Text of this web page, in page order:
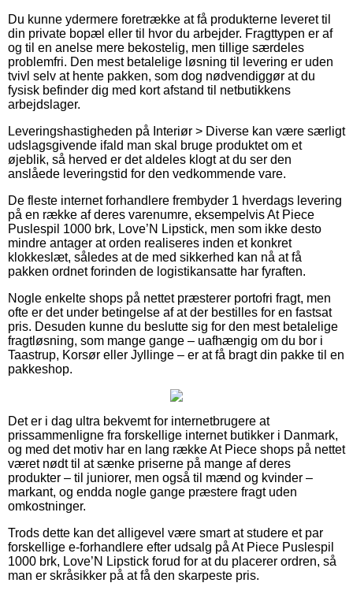
Du kunne ydermere foretrække at få produkterne leveret til
din private bopæl eller til hvor du arbejder. Fragttypen er af
og til en anelse mere bekostelig, men tillige særdeles
problemfri. Den mest betalelige løsning til levering er uden
tvivl selv at hente pakken, som dog nødvendiggør at du
fysisk befinder dig med kort afstand til netbutikkens
arbejdslager.
Leveringshastigheden på Interiør > Diverse kan være særligt
udslagsgivende ifald man skal bruge produktet om et
øjeblik, så herved er det aldeles klogt at du ser den
anslåede leveringstid for den vedkommende vare.
De fleste internet forhandlere frembyder 1 hverdags levering
på en række af deres varenumre, eksempelvis At Piece
Puslespil 1000 brk, Love’N Lipstick, men som ikke desto
mindre antager at orden realiseres inden et konkret
klokkeslæt, således at de med sikkerhed kan nå at få
pakken ordnet forinden de logistikansatte har fyraften.
Nogle enkelte shops på nettet præsterer portofri fragt, men
ofte er det under betingelse af at der bestilles for en fastsat
pris. Desuden kunne du beslutte sig for den mest betalelige
fragtløsning, som mange gange – uafhængig om du bor i
Taastrup, Korsør eller Jyllinge – er at få bragt din pakke til en
pakkeshop.
Det er i dag ultra bekvemt for internetbrugere at
prissammenligne fra forskellige internet butikker i Danmark,
og med det motiv har en lang række At Piece shops på nettet
været nødt til at sænke priserne på mange af deres
produkter – til juniorer, men også til mænd og kvinder –
markant, og endda nogle gange præstere fragt uden
omkostninger.
Trods dette kan det alligevel være smart at studere et par
forskellige e-forhandlere efter udsalg på At Piece Puslespil
1000 brk, Love’N Lipstick forud for at du placerer ordren, så
man er skråsikker på at få den skarpeste pris.